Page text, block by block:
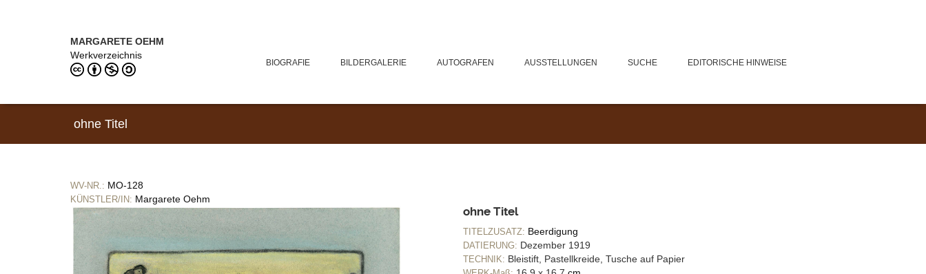
MARGARETE OEHM
Werkverzeichnis
BIOGRAFIE BILDERGALERIE AUTOGRAFEN AUSSTELLUNGEN SUCHE EDITORISCHE HINWEISE
ohne Titel
WV-NR.: MO-128
KÜNSTLER/IN: Margarete Oehm
ohne Titel
TITELZUSATZ: Beerdigung
DATIERUNG: Dezember 1919
TECHNIK: Bleistift, Pastellkreide, Tusche auf Papier